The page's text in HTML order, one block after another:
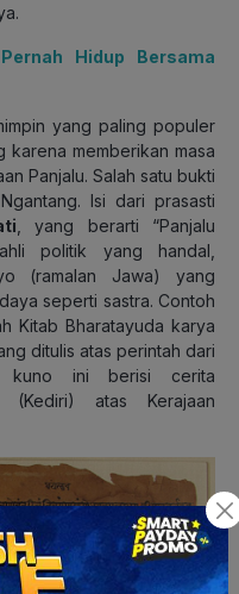
Hidup Bersama
yang paling populer
karena memberikan masa
Panjalu. Salah satu bukti
Isi dari prasasti
, yang berarti “Panjalu
politik yang handal,
(ramalan Jawa) yang
seperti sastra. Contoh
Kitab Bharatayuda karya
ditulis atas perintah dari
kuno ini berisi cerita
(Kediri) atas Kerajaan